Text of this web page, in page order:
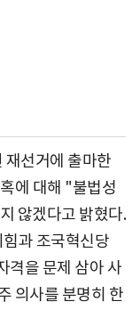
재선거에 출마한
에 대해 "불법성
않겠다고 밝혔다.
과 조국혁신당
격을 문제 삼아 사
의사를 분명히 한